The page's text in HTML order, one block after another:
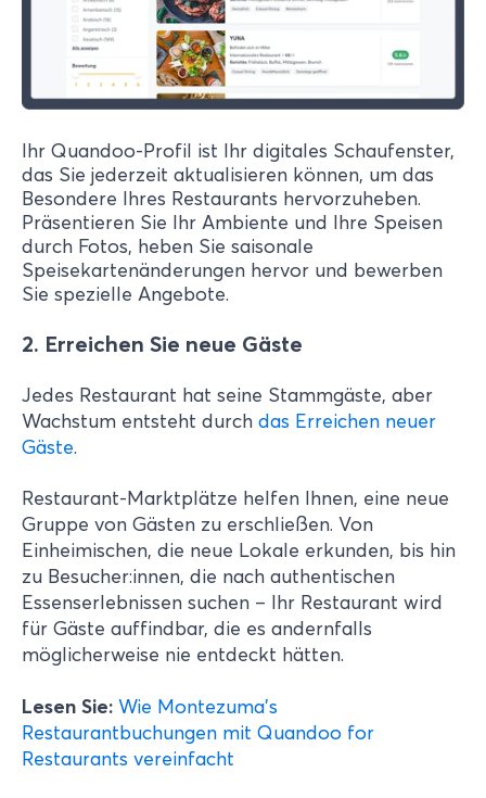
Ihr Quandoo-Profil ist Ihr digitales Schaufenster,
das Sie jederzeit aktualisieren können, um das
Besondere Ihres Restaurants hervorzuheben.
Präsentieren Sie Ihr Ambiente und Ihre Speisen
durch Fotos, heben Sie saisonale
Speisekartenänderungen hervor und bewerben
Sie spezielle Angebote.
2. Erreichen Sie neue Gäste
Jedes Restaurant hat seine Stammgäste, aber
Wachstum entsteht durch das Erreichen neuer
Gäste.
Restaurant-Marktplätze helfen Ihnen, eine neue
Gruppe von Gästen zu erschließen. Von
Einheimischen, die neue Lokale erkunden, bis hin
zu Besucher:innen, die nach authentischen
Essenserlebnissen suchen – Ihr Restaurant wird
für Gäste auffindbar, die es andernfalls
möglicherweise nie entdeckt hätten.
Lesen Sie: Wie Montezuma's
Restaurantbuchungen mit Quandoo for
Restaurants vereinfacht